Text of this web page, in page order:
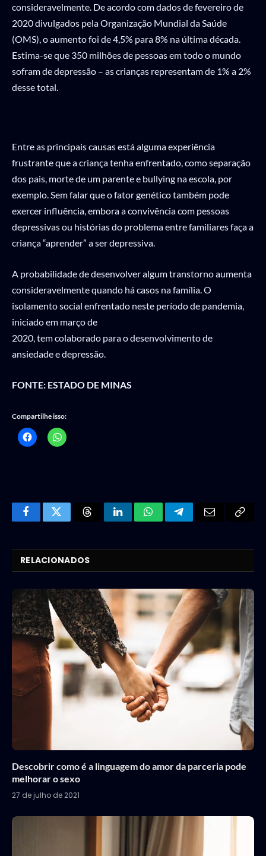
consideravelmente. De acordo com dados de fevereiro de
2020 divulgados pela Organização Mundial da Saúde
(OMS), o aumento foi de 4,5% para 8% na última década.
Estima-se que 350 milhões de pessoas em todo o mundo
sofram de depressão – as crianças representam de 1% a 2%
desse total.
Entre as principais causas está alguma experiência
frustrante que a criança tenha enfrentado, como separação
dos pais, morte de um parente e bullying na escola, por
exemplo. Sem falar que o fator genético também pode
exercer influência, embora a convivência com pessoas
depressivas ou histórias do problema entre familiares faça a
criança “aprender” a ser depressiva.
A probabilidade de desenvolver algum transtorno aumenta
consideravelmente quando há casos na família. O
isolamento social enfrentado neste período de pandemia,
iniciado em março de
2020, tem colaborado para o desenvolvimento de
ansiedade e depressão.
FONTE: ESTADO DE MINAS
Compartilhe isso:
FacebookTwitter ThreadsLinkedInWhatsAppTelegram
RELACIONADOS
Descobrir como é a linguagem do amor da parceria pode
melhorar o sexo
27 de julho de 2021